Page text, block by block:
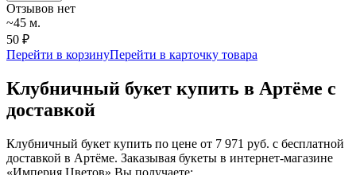
Отзывов нет
~45 м.
50 ₽
Перейти в корзинуПерейти в карточку товара
Клубничный букет купить в Артёме с
доставкой
Клубничный букет купить по цене от 7 971 руб. с бесплатной
доставкой в Артёме. Заказывая букеты в интернет-магазине
«Империя Цветов» Вы получаете: